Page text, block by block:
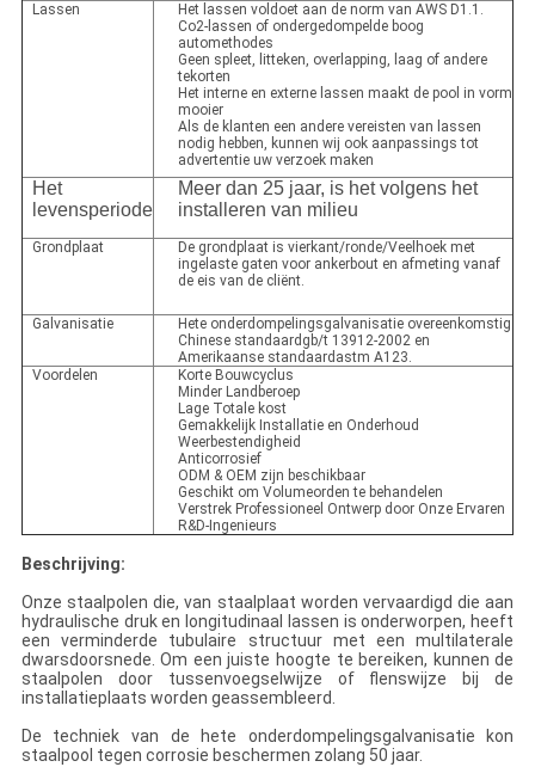
Lassen
Het lassen voldoet aan de norm van AWS D1.1.
Co2-lassen of ondergedompelde boog
automethodes
Geen spleet, litteken, overlapping, laag of andere
tekorten
Het interne en externe lassen maakt de pool in vorm
mooier
Als de klanten een andere vereisten van lassen
nodig hebben, kunnen wij ook aanpassings tot
advertentie uw verzoek maken
Het
levensperiode
Meer dan 25 jaar, is het volgens het
installeren van milieu
Grondplaat
De grondplaat is vierkant/ronde/Veelhoek met
ingelaste gaten voor ankerbout en afmeting vanaf
de eis van de cliënt.
Galvanisatie
Hete onderdompelingsgalvanisatie overeenkomstig
Chinese standaardgb/t 13912-2002 en
Amerikaanse standaardastm A123.
Voordelen
Korte Bouwcyclus
Minder Landberoep
Lage Totale kost
Gemakkelijk Installatie en Onderhoud
Weerbestendigheid
Anticorrosief
ODM & OEM zijn beschikbaar
Geschikt om Volumeorden te behandelen
Verstrek Professioneel Ontwerp door Onze Ervaren
R&D-Ingenieurs
Beschrijving:
Onze staalpolen die, van staalplaat worden vervaardigd die aan
hydraulische druk en longitudinaal lassen is onderworpen, heeft
een verminderde tubulaire structuur met een multilaterale
dwarsdoorsnede. Om een juiste hoogte te bereiken, kunnen de
staalpolen door tussenvoegselwijze of flenswijze bij de
installatieplaats worden geassembleerd.
De techniek van de hete onderdompelingsgalvanisatie kon
staalpool tegen corrosie beschermen zolang 50 jaar.